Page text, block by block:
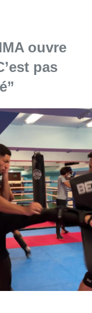
ouvre
pas